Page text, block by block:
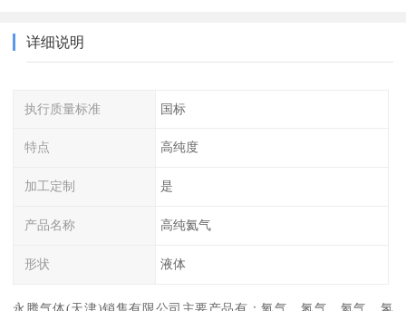
详细说明
执行质量标准 国标
特点 高纯度
加工定制 是
产品名称 高纯氦气
形状 液体
永腾气体(天津)销售有限公司主要产品有：氧气，氮气，氦气，氢